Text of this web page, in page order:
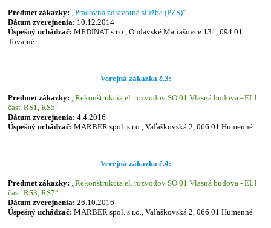
Predmet zákazky:
„Pracovná zdravotná služba (PZS)“
Dátum zverejnenia: 10.12.2014
Úspešný uchádzač: MEDINAT s.r.o., Ondavské Matiašovce 131, 094 01
Tovarné
Verejná zákazka č.3:
Predmet zákazky:
„Rekonštrukcia el. rozvodov SO 01 Vlasná budova - ELI
časť RS1, RS5“
Dátum zverejnenia: 4.4.2016
Úspešný uchádzač: MARBER spol. s r.o., Vaľaškovská 2, 066 01 Humenné
Verejná zákazka č.4:
Predmet zákazky:
„Rekonštrukcia el. rozvodov SO 01 Vlasná budova - ELI
časť RS3, RS7“
Dátum zverejnenia: 26.10.2016
Úspešný uchádzač: MARBER spol. s r.o., Vaľaškovská 2, 066 01 Humenné